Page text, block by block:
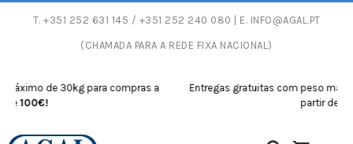
T. +351 252 631 145 / +351 252 240 080 | E. INFO@AGAL.PT
(CHAMADA PARA A REDE FIXA NACIONAL)
de 30kg para compras a
100€!
Entregas gratuitas com peso máximo
partir de100€!